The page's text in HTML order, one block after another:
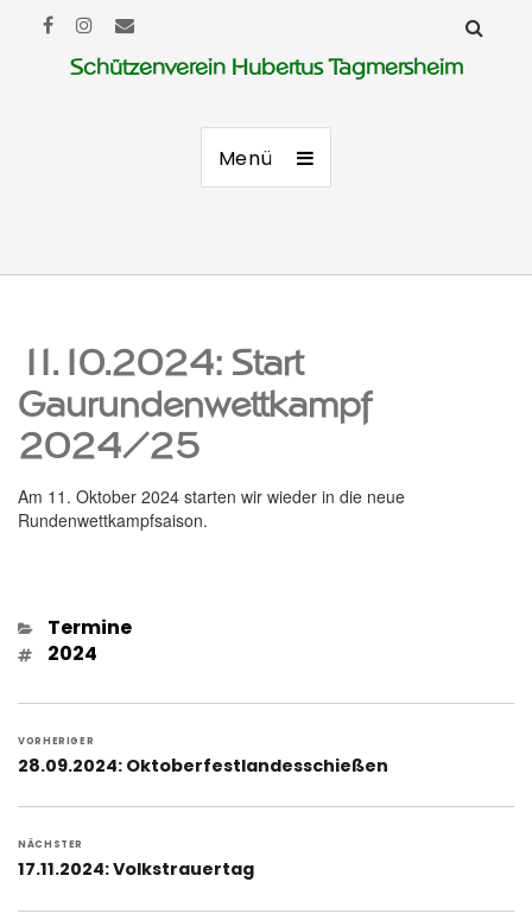
Schützenverein Hubertus Tagmersheim
Menü
11.10.2024: Start
Gaurundenwettkampf
2024/25
Am 11. Oktober 2024 starten wir wieder in die neue
Rundenwettkampfsaison.
Kategorien
Termine
Schlagwörter
2024
VORHERIGER
Vorheriger
28.09.2024: Oktoberfestlandesschießen
NÄCHSTER
Nächster
17.11.2024: Volkstrauertag